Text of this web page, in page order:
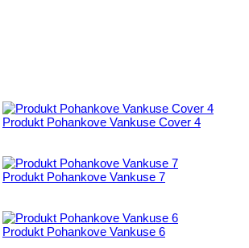
Produkt Pohankove Vankuse Cover 4
Produkt Pohankove Vankuse 7
Produkt Pohankove Vankuse 6